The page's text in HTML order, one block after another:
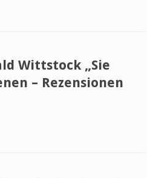
Wittstock „Sie
– Rezensionen